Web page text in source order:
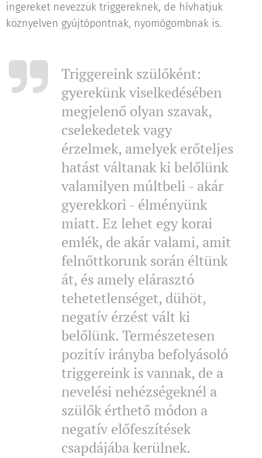
ingereket nevezzük triggereknek, de hívhatjuk
köznyelven gyújtópontnak, nyomógombnak is.
Triggereink szülőként:
gyerekünk viselkedésében
megjelenő olyan szavak,
cselekedetek vagy
érzelmek, amelyek erőteljes
hatást váltanak ki belőlünk
valamilyen múltbeli - akár
gyerekkori - élményünk
miatt. Ez lehet egy korai
emlék, de akár valami, amit
felnőttkorunk során éltünk
át, és amely elárasztó
tehetetlenséget, dühöt,
negatív érzést vált ki
belőlünk. Természetesen
pozitív irányba befolyásoló
triggereink is vannak, de a
nevelési nehézségeknél a
szülők érthető módon a
negatív előfeszítések
csapdájába kerülnek.